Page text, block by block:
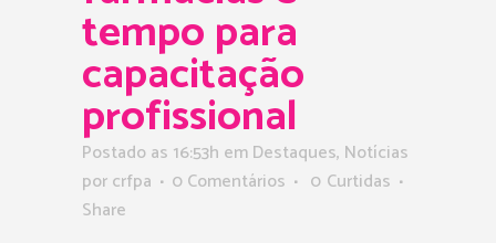
tempo para
capacitação
profissional
Postado as 16:53h emDestaques, Notícias
porcrfpa 0 Comentários 0 Curtidas
Share